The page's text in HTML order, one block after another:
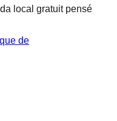
local gratuit pensé
de